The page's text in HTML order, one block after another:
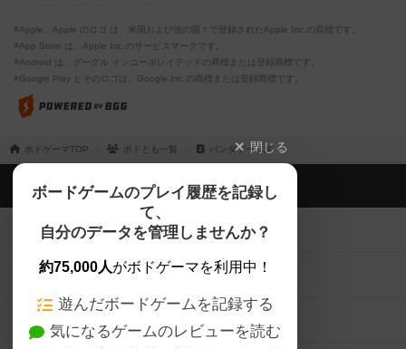
※Apple、Apple のロゴ は、米国および他の国々で登録されたApple Inc.の商標です。
※App Store は、Apple Inc.のサービスマークです。
※Android は、グーグル インコーポレイテッドの商標または登録商標です。
※Google Play とそのロゴは、Google Inc.の商標または登録商標です。
ボドゲーマTOP ボドとも一覧 パンダゲームズ
閉じる
ボードゲームのプレイ履歴を記録し
て、
自分のデータを管理しませんか？
約75,000人がボドゲーマを利用中！
遊んだボードゲームを記録する
気になるゲームのレビューを読む
ボドゲーマTOP
ボードゲームを検索する
ボードゲームの新着レビュー
ボードゲーム会情報